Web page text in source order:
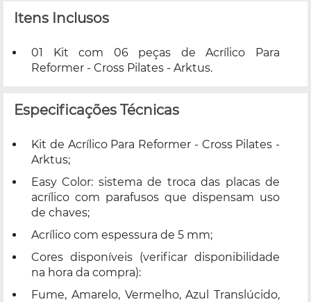
Itens Inclusos
01 Kit com 06 peças de Acrílico Para
Reformer - Cross Pilates - Arktus.
Especificações Técnicas
Kit de Acrílico Para Reformer - Cross Pilates -
Arktus;
Easy Color: sistema de troca das placas de
acrílico com parafusos que dispensam uso
de chaves;
Acrílico com espessura de 5 mm;
Cores disponíveis (verificar disponibilidade
na hora da compra):
Fume, Amarelo, Vermelho, Azul Translúcido,